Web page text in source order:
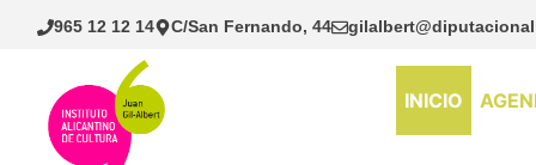
Saltar
965 12 12 14 C/San Fernando, 44
INICIO